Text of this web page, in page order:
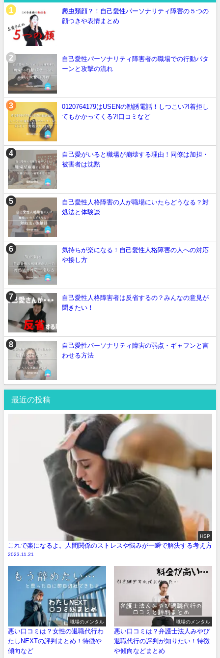
爬虫類顔？！自己愛性パーソナリティ障害の５つの
顔つきや表情まとめ
自己愛性パーソナリティ障害者の職場での行動パタ
ーンと攻撃の流れ
0120764179はUSENの勧誘電話！しつこい?!着拒し
てもかかってくる?!口コミなど
自己愛がいると職場が崩壊する理由！同僚は加担・
被害者は沈黙
自己愛性人格障害の人が職場にいたらどうなる？対
処法と体験談
気持ちが楽になる！自己愛性人格障害の人への対応
や接し方
自己愛性人格障害者は反省するの？みんなの意見が
聞きたい！
自己愛性パーソナリティ障害の弱点・ギャフンと言
わせる方法
最近の投稿
HSP
これで楽になるよ。人間関係のストレスや悩みが一瞬で解決する考え方
2023.11.21
職場のメンタル
悪い口コミは？女性の退職代行わ
たしNEXTの評判まとめ！特徴や
傾向など
職場のメンタル
悪い口コミは？弁護士法人みやび
退職代行の評判が知りたい！特徴
や傾向などまとめ